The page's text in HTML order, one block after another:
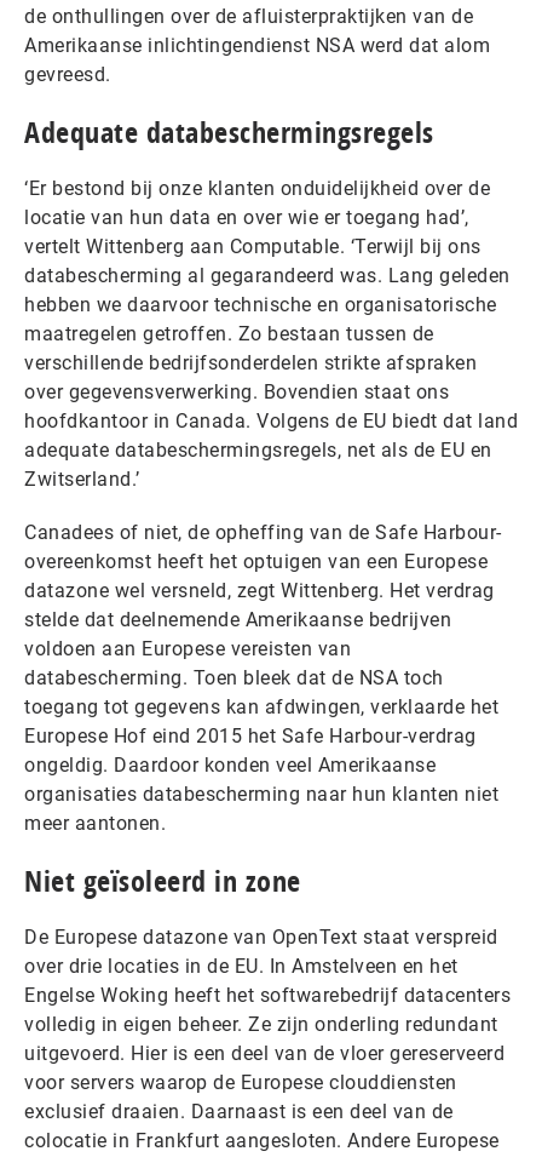
de onthullingen over de afluisterpraktijken van de
Amerikaanse inlichtingendienst NSA werd dat alom
gevreesd.
Adequate databeschermingsregels
‘Er bestond bij onze klanten onduidelijkheid over de
locatie van hun data en over wie er toegang had’,
vertelt Wittenberg aan Computable. ‘Terwijl bij ons
databescherming al gegarandeerd was. Lang geleden
hebben we daarvoor technische en organisatorische
maatregelen getroffen. Zo bestaan tussen de
verschillende bedrijfsonderdelen strikte afspraken
over gegevensverwerking. Bovendien staat ons
hoofdkantoor in Canada. Volgens de EU biedt dat land
adequate databeschermingsregels, net als de EU en
Zwitserland.’
Canadees of niet, de opheffing van de Safe Harbour-
overeenkomst heeft het optuigen van een Europese
datazone wel versneld, zegt Wittenberg. Het verdrag
stelde dat deelnemende Amerikaanse bedrijven
voldoen aan Europese vereisten van
databescherming. Toen bleek dat de NSA toch
toegang tot gegevens kan afdwingen, verklaarde het
Europese Hof eind 2015 het Safe Harbour-verdrag
ongeldig. Daardoor konden veel Amerikaanse
organisaties databescherming naar hun klanten niet
meer aantonen.
Niet geïsoleerd in zone
De Europese datazone van OpenText staat verspreid
over drie locaties in de EU. In Amstelveen en het
Engelse Woking heeft het softwarebedrijf datacenters
volledig in eigen beheer. Ze zijn onderling redundant
uitgevoerd. Hier is een deel van de vloer gereserveerd
voor servers waarop de Europese clouddiensten
exclusief draaien. Daarnaast is een deel van de
colocatie in Frankfurt aangesloten. Andere Europese